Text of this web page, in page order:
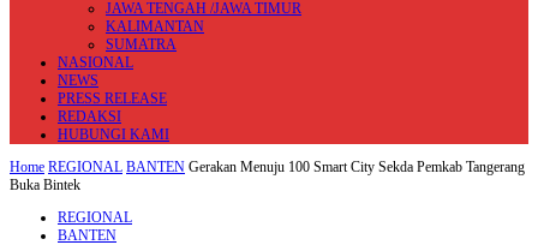
JAWA TENGAH /JAWA TIMUR
KALIMANTAN
SUMATRA
NASIONAL
NEWS
PRESS RELEASE
REDAKSI
HUBUNGI KAMI
Home REGIONAL BANTEN Gerakan Menuju 100 Smart City Sekda Pemkab Tangerang
Buka Bintek
REGIONAL
BANTEN